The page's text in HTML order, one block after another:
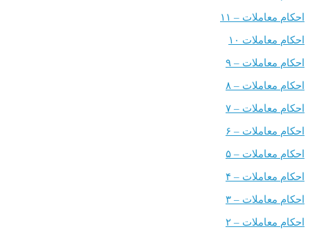
– ۱۱
۱۰
– ۹
– ۸
– ۷
– ۶
– ۵
– ۴
– ۳
– ۲